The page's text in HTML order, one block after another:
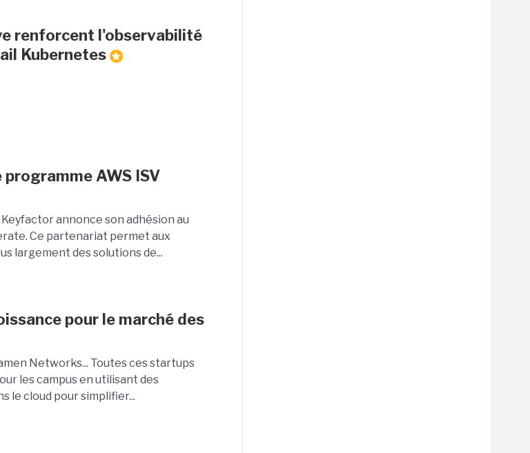
renforcent l'observabilité
Kubernetes
AWS ISV
annonce son adhésion au
Ce partenariat permet aux
largement des solutions de...
pour le marché des
Networks... Toutes ces startups
les campus en utilisant des
le cloud pour simplifier...